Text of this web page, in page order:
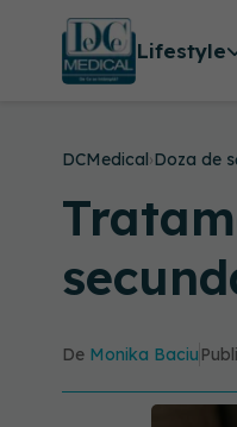
Lifestyle
DCMedical›Doza de
De Monika Baciu